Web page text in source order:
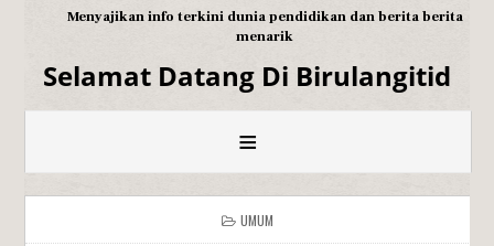
Menyajikan info terkini dunia pendidikan dan berita berita
menarik
Selamat Datang Di Birulangitid
≡
UMUM